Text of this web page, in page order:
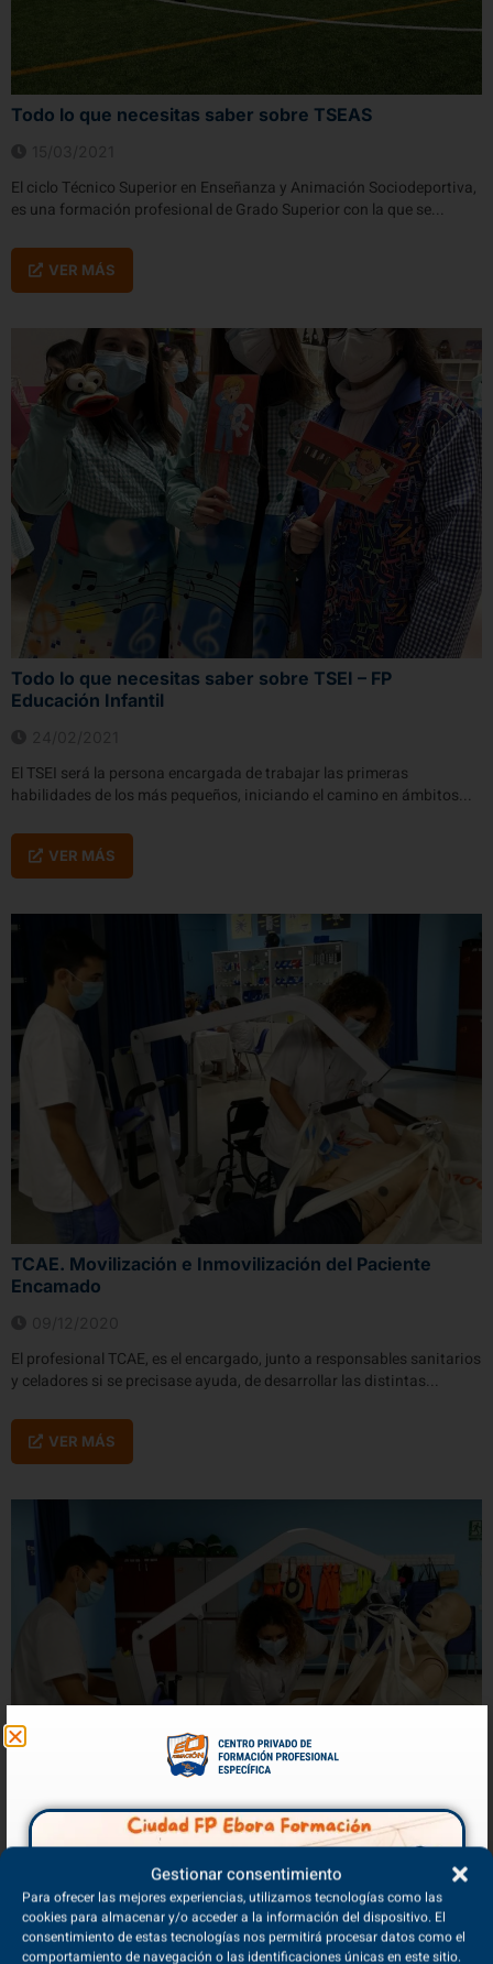
Gestionar consentimiento
Para ofrecer las mejores experiencias, utilizamos tecnologías como las
cookies para almacenar y/o acceder a la información del dispositivo. El
consentimiento de estas tecnologías nos permitirá procesar datos como el
comportamiento de navegación o las identificaciones únicas en este sitio.
Todo lo que necesitas saber sobre TSEAS
El ciclo Técnico Superior en Enseñanza y Animación Sociodeportiva,
es una formación profesional de Grado Superior con la que se...
VER MÁS
Todo lo que necesitas saber sobre TSEI – FP
Educación Infantil
El TSEI será la persona encargada de trabajar las primeras
habilidades de los más pequeños, iniciando el camino en ámbitos...
VER MÁS
TCAE. Movilización e Inmovilización del Paciente
Encamado
El profesional TCAE, es el encargado, junto a responsables sanitarios
y celadores si se precisase ayuda, de desarrollar las distintas...
VER MÁS
Técnicas de Higiene y Aseo en el paciente encamado
El aseo del paciente por parte del Técnico en Cuidados Auxiliares de
Enfermería debe contemplar no solo la higiene básica,...